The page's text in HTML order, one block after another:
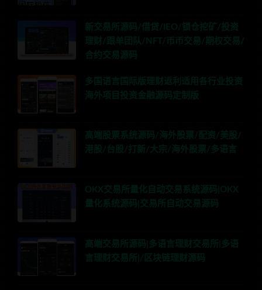
新交易所源码/借贷/IEO/锁仓挖矿/投资
理财/跟单团队/NFT/币币交易/期权交易/
合约交易源码
多国语言国际版理财返利适用各行业投资
海外项目投资金融源码定制版
高端股票系统源码/海外股票/配资/美股/
港股/台股/打新/大宗/海外股票/多语言
OKX交易所量化自动交易系统源码|OKX
量化系统源码|交易所自动交易源码
高端交易所源码|多语言理财交易所|多语
言理财交易所|/区块链理财源码